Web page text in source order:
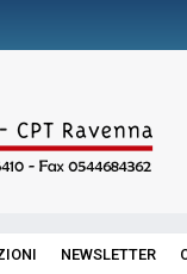
NEWSLETTER